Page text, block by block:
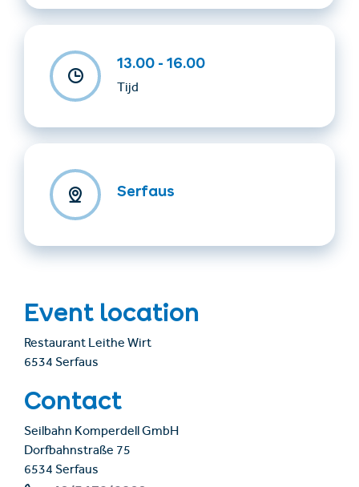
13.00 - 16.00
Tijd
Serfaus
Event location
Restaurant Leithe Wirt
6534 Serfaus
Contact
Seilbahn Komperdell GmbH
Dorfbahnstraße 75
6534 Serfaus